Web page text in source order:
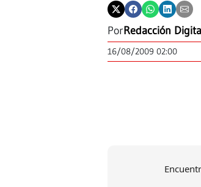
PorRedacción
16/08/2009 02:00